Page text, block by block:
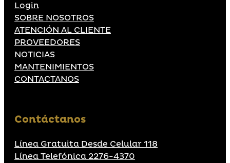
Login
SOBRE NOSOTROS
ATENCIÓN AL CLIENTE
PROVEEDORES
NOTICIAS
MANTENIMIENTOS
CONTACTANOS
Contáctanos
Línea Gratuita Desde Celular 118
Línea Telefónica 2276-4370